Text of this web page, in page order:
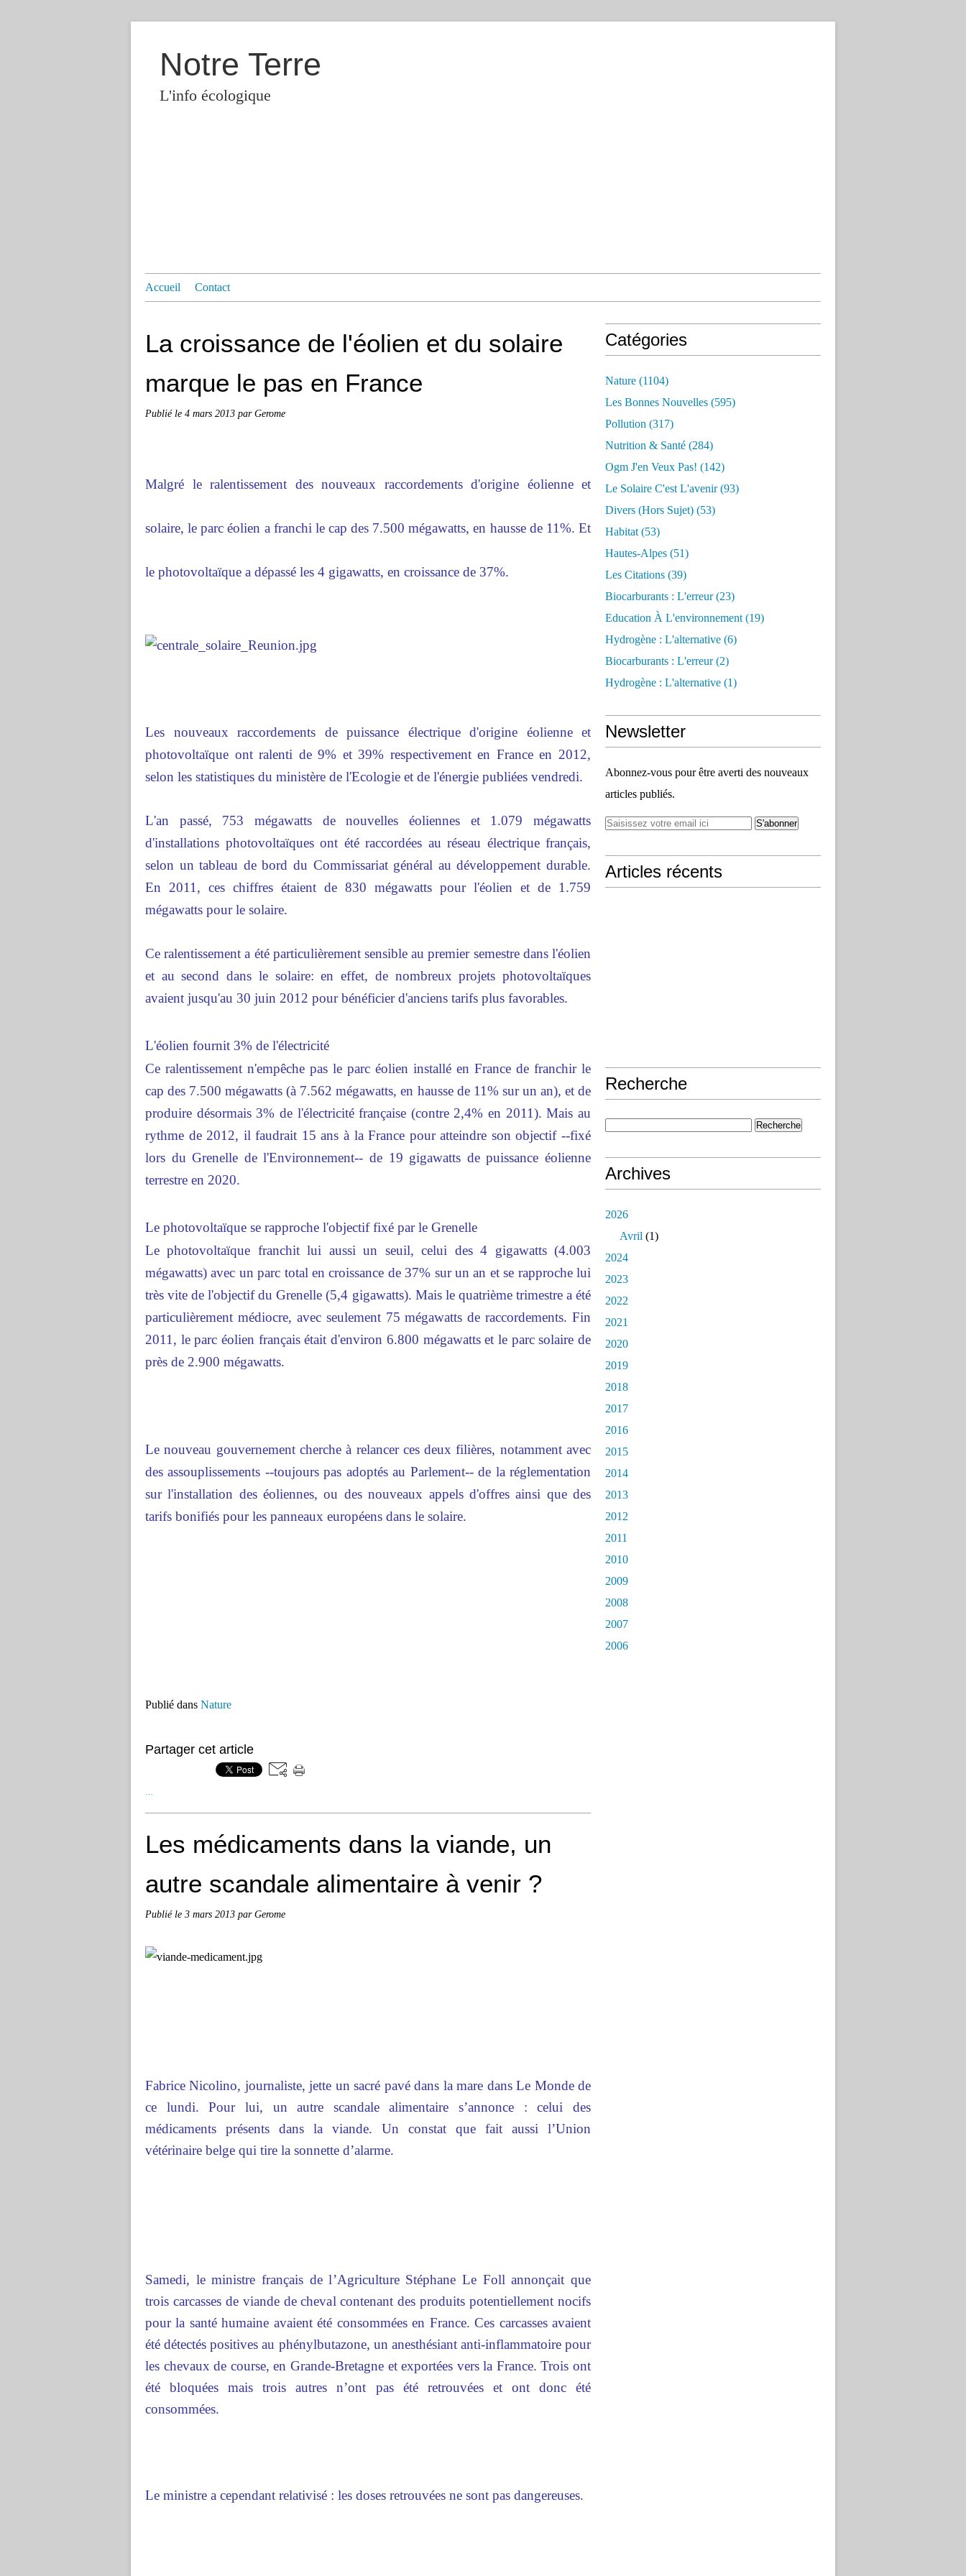
Notre Terre
L'info écologique
Accueil Contact
La croissance de l'éolien et du solaire
marque le pas en France
Publié le 4 mars 2013 par Gerome
Malgré le ralentissement des nouveaux raccordements d'origine éolienne et
solaire, le parc éolien a franchi le cap des 7.500 mégawatts, en hausse de 11%. Et
le photovoltaïque a dépassé les 4 gigawatts, en croissance de 37%.
Les nouveaux raccordements de puissance électrique d'origine éolienne et
photovoltaïque ont ralenti de 9% et 39% respectivement en France en 2012,
selon les statistiques du ministère de l'Ecologie et de l'énergie publiées vendredi.
L'an passé, 753 mégawatts de nouvelles éoliennes et 1.079 mégawatts
d'installations photovoltaïques ont été raccordées au réseau électrique français,
selon un tableau de bord du Commissariat général au développement durable.
En 2011, ces chiffres étaient de 830 mégawatts pour l'éolien et de 1.759
mégawatts pour le solaire.
Ce ralentissement a été particulièrement sensible au premier semestre dans l'éolien
et au second dans le solaire: en effet, de nombreux projets photovoltaïques
avaient jusqu'au 30 juin 2012 pour bénéficier d'anciens tarifs plus favorables.
L'éolien fournit 3% de l'électricité
Ce ralentissement n'empêche pas le parc éolien installé en France de franchir le
cap des 7.500 mégawatts (à 7.562 mégawatts, en hausse de 11% sur un an), et de
produire désormais 3% de l'électricité française (contre 2,4% en 2011). Mais au
rythme de 2012, il faudrait 15 ans à la France pour atteindre son objectif --fixé
lors du Grenelle de l'Environnement-- de 19 gigawatts de puissance éolienne
terrestre en 2020.
Le photovoltaïque se rapproche l'objectif fixé par le Grenelle
Le photovoltaïque franchit lui aussi un seuil, celui des 4 gigawatts (4.003
mégawatts) avec un parc total en croissance de 37% sur un an et se rapproche lui
très vite de l'objectif du Grenelle (5,4 gigawatts). Mais le quatrième trimestre a été
particulièrement médiocre, avec seulement 75 mégawatts de raccordements. Fin
2011, le parc éolien français était d'environ 6.800 mégawatts et le parc solaire de
près de 2.900 mégawatts.
Le nouveau gouvernement cherche à relancer ces deux filières, notamment avec
des assouplissements --toujours pas adoptés au Parlement-- de la réglementation
sur l'installation des éoliennes, ou des nouveaux appels d'offres ainsi que des
tarifs bonifiés pour les panneaux européens dans le solaire.
Publié dans Nature
Partager cet article
Les médicaments dans la viande, un
autre scandale alimentaire à venir ?
Publié le 3 mars 2013 par Gerome
Fabrice Nicolino, journaliste, jette un sacré pavé dans la mare dans Le Monde de
ce lundi. Pour lui, un autre scandale alimentaire s’annonce : celui des
médicaments présents dans la viande. Un constat que fait aussi l’Union
vétérinaire belge qui tire la sonnette d’alarme.
Samedi, le ministre français de l’Agriculture Stéphane Le Foll annonçait que
trois carcasses de viande de cheval contenant des produits potentiellement nocifs
pour la santé humaine avaient été consommées en France. Ces carcasses avaient
été détectés positives au phénylbutazone, un anesthésiant anti-inflammatoire pour
les chevaux de course, en Grande-Bretagne et exportées vers la France. Trois ont
été bloquées mais trois autres n’ont pas été retrouvées et ont donc été
consommées.
Le ministre a cependant relativisé : les doses retrouvées ne sont pas dangereuses.
Catégories
Nature (1104)
Les Bonnes Nouvelles (595)
Pollution (317)
Nutrition & Santé (284)
Ogm J'en Veux Pas! (142)
Le Solaire C'est L'avenir(93)
Divers (hors Sujet) (53)
Habitat (53)
Hautes-Alpes (51)
Les Citations (39)
Biocarburants : L'erreur(23)
Education À L'environnement (19)
Hydrogène : L'alternative (6)
Biocarburants : L'erreur(2)
Hydrogène : L'alternative (1)
Newsletter
Abonnez-vous pour être averti des nouveaux
articles publiés.
Articles récents
Recherche
Archives
2026
Avril (1)
2024
2023
2022
2021
2020
2019
2018
2017
2016
2015
2014
2013
2012
2011
2010
2009
2008
2007
2006